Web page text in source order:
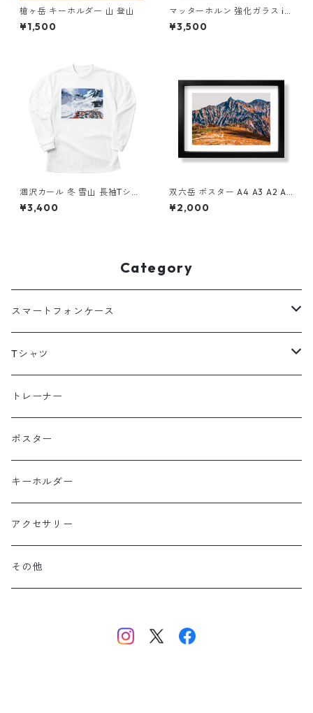
槍ヶ岳 キーホルダー 山 登山
¥1,500
マッターホルン 強化ガラス ip
hone スマホケース スマホカ
バーアウトドア 登山 山 ブルー
¥3,500
涸沢カール 冬 雪山 長袖Tシャ
ツ ホワイト ドライ 吸水速乾
山 登山 山Tシャツ 山のイラス
¥3,400
双六岳 ポスター A4 A3 A2 A1
イラスト 山 登山 アウトドア
フレームなし
¥2,000
Category
スマートフォンケース
海外
北海道
東北
上信越・尾瀬・日光・北関東
北アルプス
美ヶ原・八ヶ岳・秩父・多摩・南関東
Tシャツ
半袖
コットン
ポリエステル
長袖
Performance Art Wear
トレーナー
ポスター
キーホルダー
アクセサリー
その他